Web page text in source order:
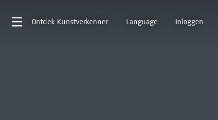
Ontdek Kunstverkenner Language Inloggen